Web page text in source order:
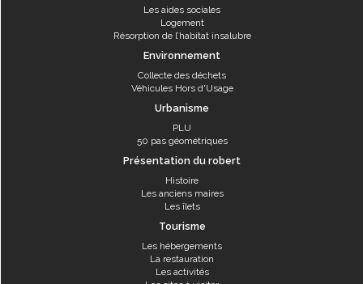
Les aides sociales
Logement
Résorption de l’habitat insalubre
Environnement
Collecte des déchets
Véhicules Hors d'Usage
Urbanisme
PLU
50 pas géométriques
Présentation du robert
Histoire
Les anciens maires
Les îlets
Tourisme
Les hébergements
La restauration
Les activités